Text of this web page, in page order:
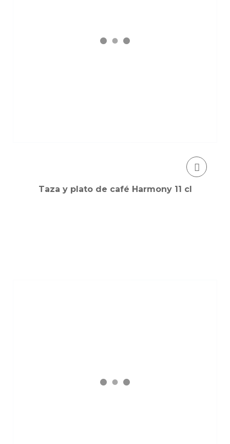
Taza y plato de café Harmony 11 cl